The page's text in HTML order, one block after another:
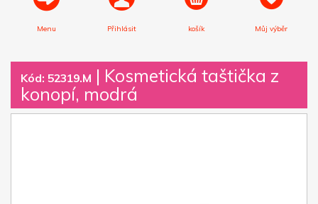
Menu Přihlásit košík Můj výběr
Kód: 52319.M | Kosmetická taštička z
konopí, modrá